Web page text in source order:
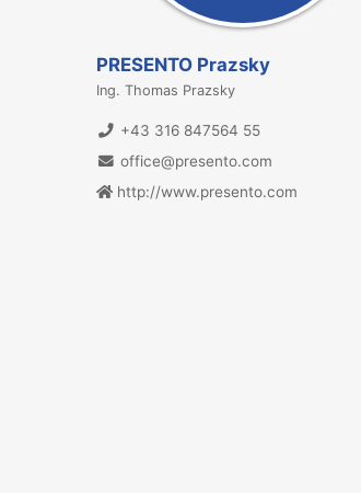
PRESENTO Prazsky
Ing. Thomas Prazsky
+43 316 847564 55
office@presento.com
http://www.presento.com